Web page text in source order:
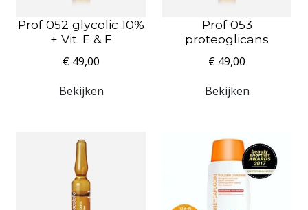
Prof 052 glycolic 10%
+ Vit. E & F
€ 49,00
Bekijken
Prof 053
proteoglicans
€ 49,00
Bekijken